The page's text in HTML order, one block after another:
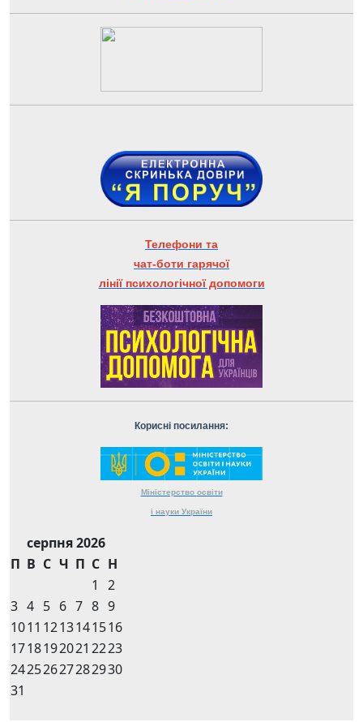
Телефони та
чат-боти гарячої
лінії психологічної допомоги
Корисні посилання:
Міністерство освіти
і науки України
серпня 2026
П В С Ч П С Н
1
2
3 4 5 6 7 8 9
1011 1213141516
1718192021 2223
24252627282930
31